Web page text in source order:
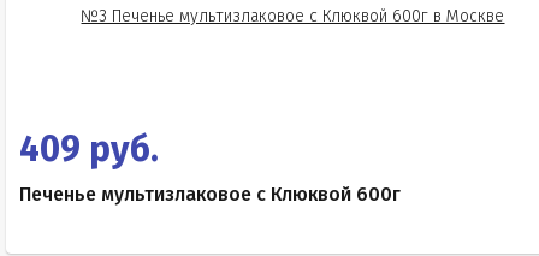
409 руб.
Печенье мультизлаковое с Клюквой 600г